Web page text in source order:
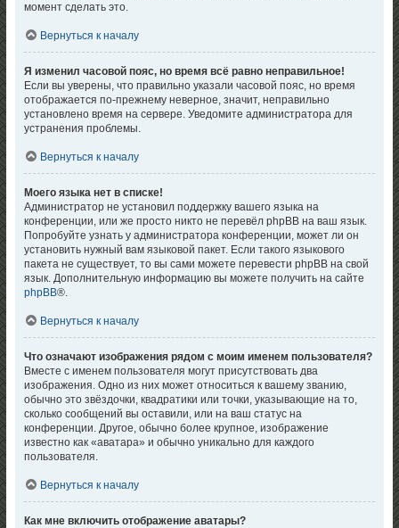
момент сделать это.
Вернуться к началу
Я изменил часовой пояс, но время всё равно неправильное!
Если вы уверены, что правильно указали часовой пояс, но время
отображается по-прежнему неверное, значит, неправильно
установлено время на сервере. Уведомите администратора для
устранения проблемы.
Вернуться к началу
Моего языка нет в списке!
Администратор не установил поддержку вашего языка на
конференции, или же просто никто не перевёл phpBB на ваш язык.
Попробуйте узнать у администратора конференции, может ли он
установить нужный вам языковой пакет. Если такого языкового
пакета не существует, то вы сами можете перевести phpBB на свой
язык. Дополнительную информацию вы можете получить на сайте
phpBB®.
Вернуться к началу
Что означают изображения рядом с моим именем пользователя?
Вместе с именем пользователя могут присутствовать два
изображения. Одно из них может относиться к вашему званию,
обычно это звёздочки, квадратики или точки, указывающие на то,
сколько сообщений вы оставили, или на ваш статус на
конференции. Другое, обычно более крупное, изображение
известно как «аватара» и обычно уникально для каждого
пользователя.
Вернуться к началу
Как мне включить отображение аватары?